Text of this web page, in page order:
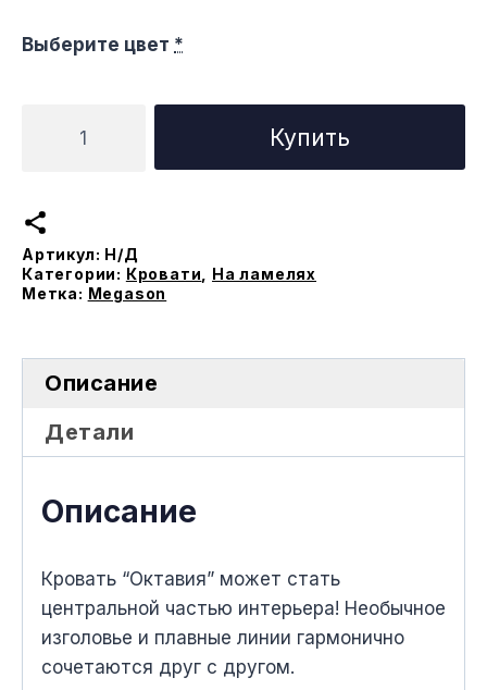
Выберите цвет *
товара
Октавия
на
ламеляx
Купить
Артикул: Н/Д
Категории: Кровати
На ламелях
Метка: Megason
Описание
Детали
Описание
Кровать “Октавия” может стать
центральной частью интерьера! Необычное
изголовье и плавные линии гармонично
сочетаются друг с другом.